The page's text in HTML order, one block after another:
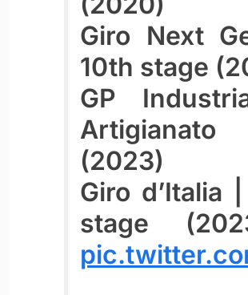
Giro Next
10th stage
GP
Artigianato
(2023)
Giro d’Italia
stage